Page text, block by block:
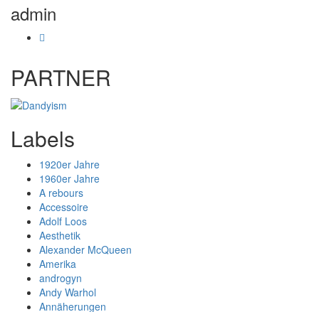
admin
PARTNER
Labels
1920er Jahre
1960er Jahre
A rebours
Accessoire
Adolf Loos
Aesthetik
Alexander McQueen
Amerika
androgyn
Andy Warhol
Annäherungen